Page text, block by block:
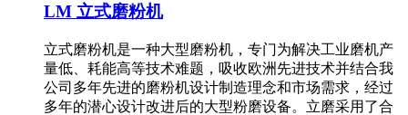
LM 立式磨粉机
立式磨粉机是一种大型磨粉机，专门为解决工业磨机产
量低、耗能高等技术难题，吸收欧洲先进技术并结合我
公司多年先进的磨粉机设计制造理念和市场需求，经过
多年的潜心设计改进后的大型粉磨设备。立磨采用了合